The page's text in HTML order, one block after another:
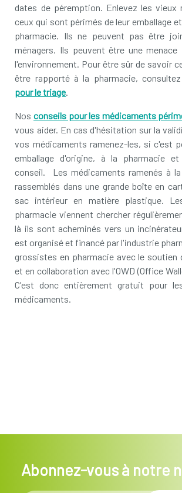
dates de péremption. Enlevez les vieux
ceux qui sont périmés de leur emballage
pharmacie. Ils ne peuvent pas être
ménagers. Ils peuvent être une
l'environnement. Pour être sûr de savoir
être rapporté à la pharmacie,
pour le triage.
Nos conseils pour les médicaments
vous aider. En cas d'hésitation sur la
vos médicaments ramenez-les, si c'est
emballage d'origine, à la pharmacie et
conseil. Les médicaments ramenés à
rassemblés dans une grande boîte en
sac intérieur en matière plastique.
pharmacie viennent chercher
là ils sont acheminés vers un
est organisé et financé par l'industrie
grossistes en pharmacie avec le soutien
et en collaboration avec l'OWD (Office
C'est donc entièrement gratuit pour
médicaments.
Abonnez-vous à notre